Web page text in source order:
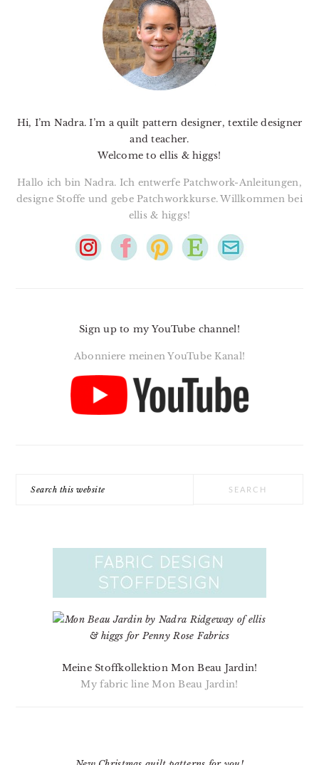
Hi, I’m Nadra. I’m a quilt pattern designer, textile designer
and teacher.
Welcome to ellis & higgs!
Hallo ich bin Nadra. Ich entwerfe Patchwork-Anleitungen,
designe Stoffe und gebe Patchworkkurse. Willkommen bei
ellis & higgs!
Sign up to my YouTube channel!
Abonniere meinen YouTube Kanal!
Meine Stoffkollektion Mon Beau Jardin!
My fabric line Mon Beau Jardin!